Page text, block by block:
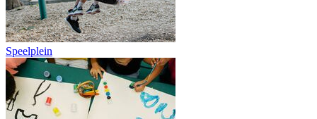
Speelplein